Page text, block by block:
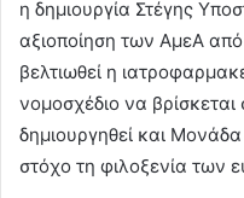
η δημιουργία Στέγης
αξιοποίηση των ΑμεΑ
βελτιωθεί η
νομοσχέδιο να
δημιουργηθεί και
στόχο τη φιλοξενία των